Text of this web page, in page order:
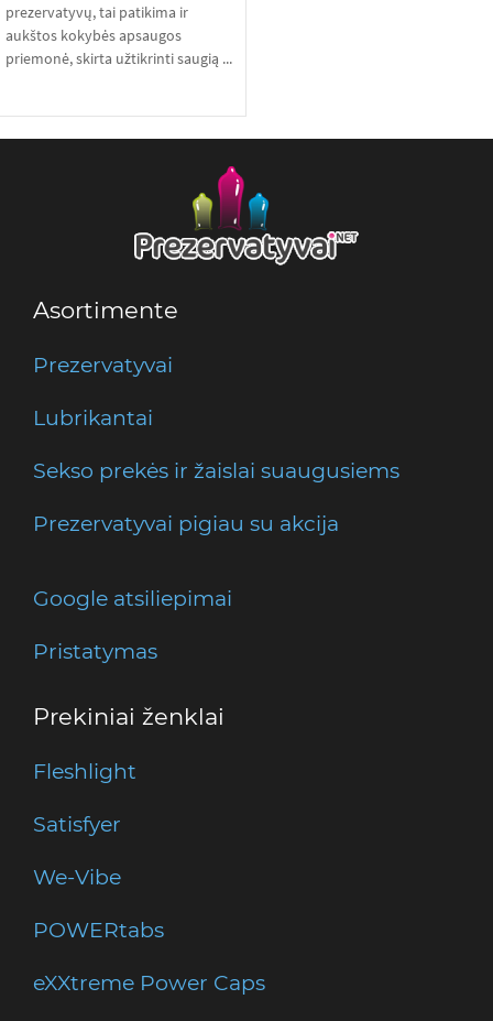
prezervatyvų, tai patikima ir
aukštos kokybės apsaugos
priemonė, skirta užtikrinti saugią ...
Asortimente
Prezervatyvai
Lubrikantai
Sekso prekės ir žaislai suaugusiems
Prezervatyvai pigiau su akcija
Google atsiliepimai
Pristatymas
Prekiniai ženklai
Fleshlight
Satisfyer
We-Vibe
POWERtabs
eXXtreme Power Caps